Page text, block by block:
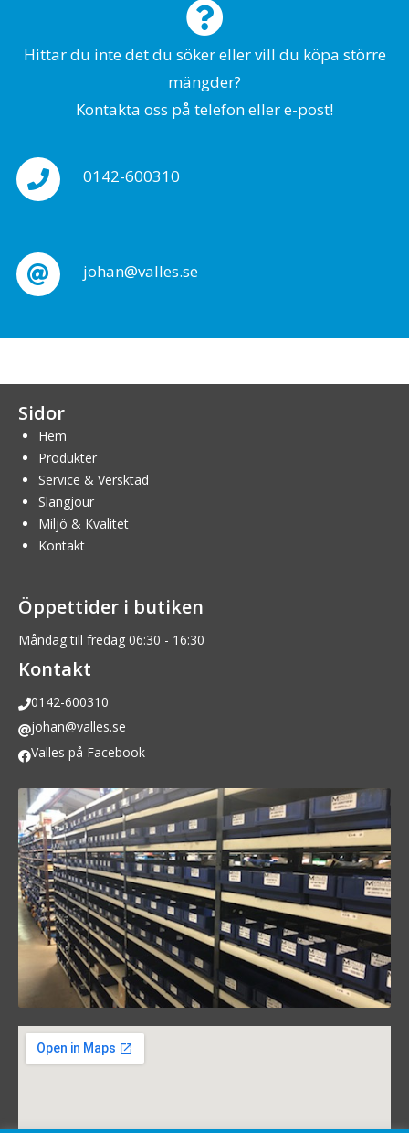
Hittar du inte det du söker eller vill du köpa större
mängder?
Kontakta oss på telefon eller e-post!
0142-600310
johan@valles.se
Sidor
Hem
Produkter
Service & Versktad
Slangjour
Miljö & Kvalitet
Kontakt
Öppettider i butiken
Måndag till fredag 06:30 - 16:30
Kontakt
0142-600310
johan@valles.se
Valles på Facebook